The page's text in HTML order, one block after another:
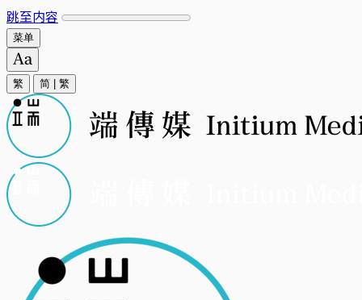
跳至内容
菜单
繁 简 繁